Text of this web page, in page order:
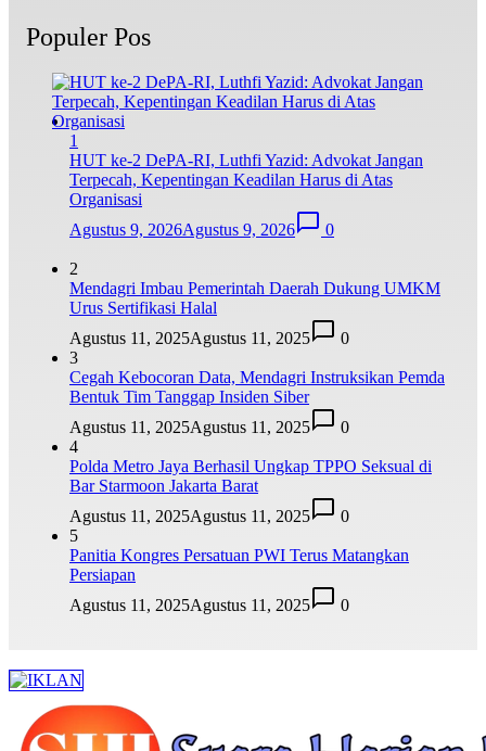
Populer Pos
1
HUT ke-2 DePA-RI, Luthfi Yazid: Advokat Jangan
Terpecah, Kepentingan Keadilan Harus di Atas
Organisasi
Agustus 9, 2026Agustus 9, 2026 0
2
Mendagri Imbau Pemerintah Daerah Dukung UMKM
Urus Sertifikasi Halal
Agustus 11, 2025Agustus 11, 2025
0
3
Cegah Kebocoran Data, Mendagri Instruksikan Pemda
Bentuk Tim Tanggap Insiden Siber
Agustus 11, 2025Agustus 11, 2025
0
4
Polda Metro Jaya Berhasil Ungkap TPPO Seksual di
Bar Starmoon Jakarta Barat
Agustus 11, 2025Agustus 11, 2025
0
5
Panitia Kongres Persatuan PWI Terus Matangkan
Persiapan
Agustus 11, 2025Agustus 11, 2025 0